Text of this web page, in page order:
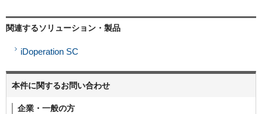
関連するソリューション・製品
iDoperation SC
本件に関するお問い合わせ
企業・一般の方